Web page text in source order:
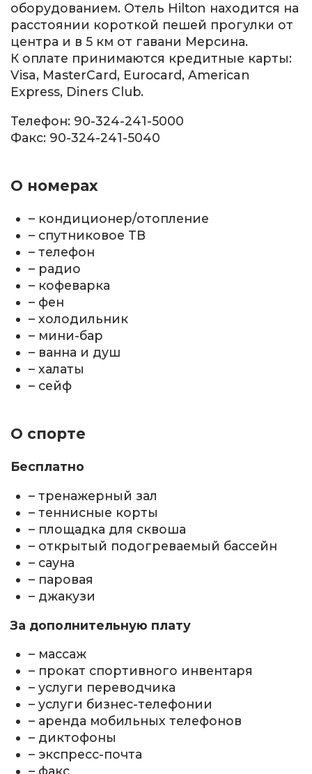
оборудованием. Отель Hilton находится на
расстоянии короткой пешей прогулки от
центра и в 5 км от гавани Мерсина.
К оплате принимаются кредитные карты:
Visa, MasterCard, Eurocard, American
Express, Diners Club.
Телефон: 90-324-241-5000
Факс: 90-324-241-5040
О номерах
– кондиционер/отопление
– спутниковое ТВ
– телефон
– радио
– кофеварка
– фен
– холодильник
– мини-бар
– ванна и душ
– халаты
– сейф
О спорте
Бесплатно
– тренажерный зал
– теннисные корты
– площадка для сквоша
– открытый подогреваемый бассейн
– сауна
– паровая
– джакузи
За дополнительную плату
– массаж
– прокат спортивного инвентаря
– услуги переводчика
– услуги бизнес-телефонии
– аренда мобильных телефонов
– диктофоны
– экспресс-почта
– факс